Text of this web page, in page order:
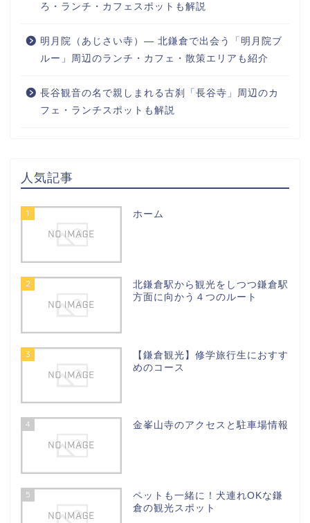
ろ・ランチ・カフェスポットも解説
明月院（あじさい寺）― 北鎌倉で出会う「明月院ブ
ルー」周辺のランチ・カフェ・散策エリアも紹介
長谷観音の名で親しまれる古刹「長谷寺」周辺のカ
フェ・ランチスポットも解説
人気記事
1 ホーム
2
北鎌倉駅から観光をしつつ鎌倉駅
方面に向かう４つのルート
3
【鎌倉観光】修学旅行生におすす
めのコース
4 金峯山寺のアクセスと駐車場情報
5
ペットも一緒に！犬連れOKな鎌
倉の観光スポット